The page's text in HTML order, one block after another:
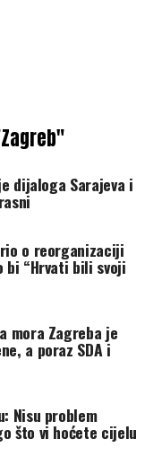
dijaloga Sarajeva i
o reorganizaciji
bi “Hrvati bili svoji
mora Zagreba je
a poraz SDA i
Nisu problem
što vi hoćete cijelu